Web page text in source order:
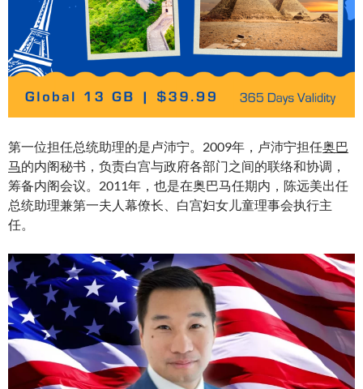
第一位担任总统助理的是卢沛宁。2009年，卢沛宁担任奥巴
马的内阁秘书，负责白宫与政府各部门之间的联络和协调，
筹备内阁会议。2011年，也是在奥巴马任期内，陈远美出任
总统助理兼第一夫人幕僚长、白宫妇女儿童理事会执行主
任。